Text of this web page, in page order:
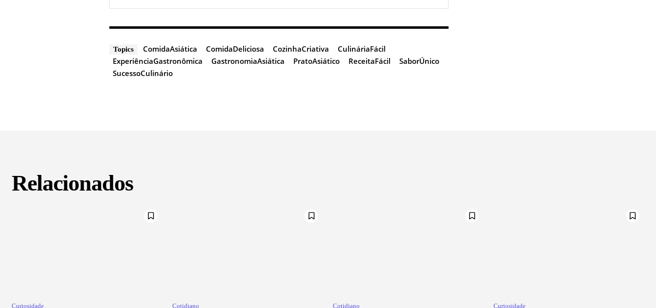
Topics ComidaAsiática ComidaDeliciosa CozinhaCriativa
CulináriaFácil
ExperiênciaGastronômica
GastronomiaAsiática PratoAsiático ReceitaFácil
SaborÚnico
SucessoCulinário
Relacionados
Curiosidade Cotidiano Cotidiano Curiosidade